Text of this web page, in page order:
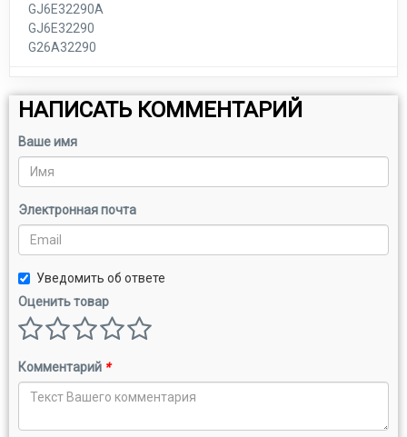
GJ6E32290A
GJ6E32290
G26A32290
НАПИСАТЬ КОММЕНТАРИЙ
Ваше имя
Электронная почта
Уведомить об ответе
Оценить товар
Комментарий *